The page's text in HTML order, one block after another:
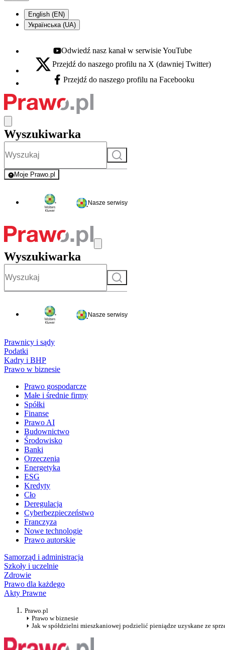
English (EN)
Українська (UA)
Youtube - otwiera się w nowej karcie
Odwiedź nasz kanał w serwisie YouTube
X - otwiera się w nowej karcie
Przejdź do naszego profilu na X (dawniej Twitter)
Facebook - otwiera się w nowej karcie
Przejdź do naszego profilu na Facebooku
Wyszukiwarka
Szukaj
Moje Prawo.pl
- rejestracja i logowanie do serwisu
Nasze serwisy
Wyszukiwarka
Szukaj
Nasze serwisy
Prawnicy i sądy
Podatki
Kadry i BHP
Prawo w biznesie
Prawo gospodarcze
Małe i średnie firmy
Spółki
Finanse
Prawo AI
Budownictwo
Środowisko
Banki
Orzeczenia
Energetyka
ESG
Kredyty
Cło
Deregulacja
Cyberbezpieczeństwo
Franczyza
Nowe technologie
Prawo autorskie
Samorząd i administracja
Szkoły i uczelnie
Zdrowie
Prawo dla każdego
Akty Prawne
Prawo.pl
Prawo w biznesie
Jak w spółdzielni mieszkaniowej podzielić pieniądze uzyskane ze